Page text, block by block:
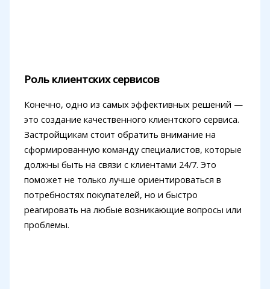
Роль клиентских сервисов
Конечно, одно из самых эффективных решений —
это создание качественного клиентского сервиса.
Застройщикам стоит обратить внимание на
сформированную команду специалистов, которые
должны быть на связи с клиентами 24/7. Это
поможет не только лучше ориентироваться в
потребностях покупателей, но и быстро
реагировать на любые возникающие вопросы или
проблемы.